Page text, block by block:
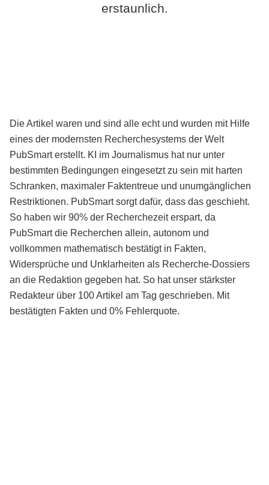
erstaunlich.
Die Artikel waren und sind alle echt und wurden mit Hilfe
eines der modernsten Recherchesystems der Welt
PubSmart erstellt. KI im Journalismus hat nur unter
bestimmten Bedingungen eingesetzt zu sein mit harten
Schranken, maximaler Faktentreue und unumgänglichen
Restriktionen. PubSmart sorgt dafür, dass das geschieht.
So haben wir 90% der Recherchezeit erspart, da
PubSmart die Recherchen allein, autonom und
vollkommen mathematisch bestätigt in Fakten,
Widersprüche und Unklarheiten als Recherche-Dossiers
an die Redaktion gegeben hat. So hat unser stärkster
Redakteur über 100 Artikel am Tag geschrieben. Mit
bestätigten Fakten und 0% Fehlerquote.